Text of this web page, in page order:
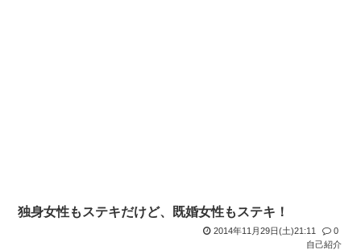
独身女性もステキだけど、既婚女性もステキ！
2014年11月29日(土)21:11
0
自己紹介